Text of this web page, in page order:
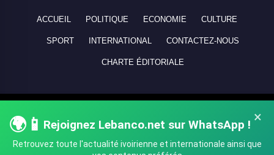
×
🌍📱 Rejoignez Lebanco.net sur WhatsApp !
Retrouvez toute l'actualité ivoirienne et internationale ainsi que
ACCUEIL POLITIQUE ECONOMIE CULTURE
SPORT INTERNATIONAL CONTACTEZ-NOUS
CHARTE ÉDITORIALE
réservés - All rights reserved.